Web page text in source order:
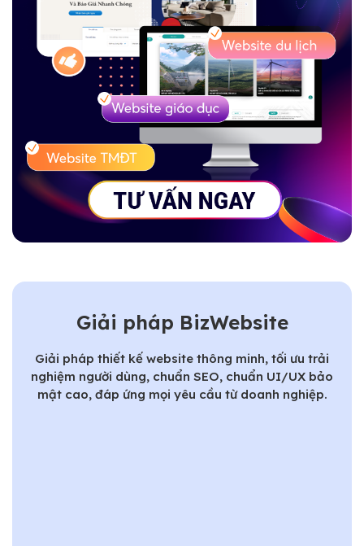
Giải pháp BizWebsite
Giải pháp thiết kế website thông minh, tối ưu trải
nghiệm người dùng, chuẩn SEO, chuẩn UI/UX bảo
mật cao, đáp ứng mọi yêu cầu từ doanh nghiệp.